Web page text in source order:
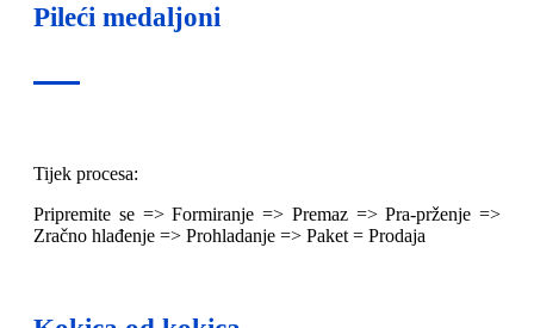
Pileći medaljoni
Tijek procesa:
Pripremite se => Formiranje => Premaz => Pra-prženje =>
Zračno hlađenje => Prohladanje => Paket = Prodaja